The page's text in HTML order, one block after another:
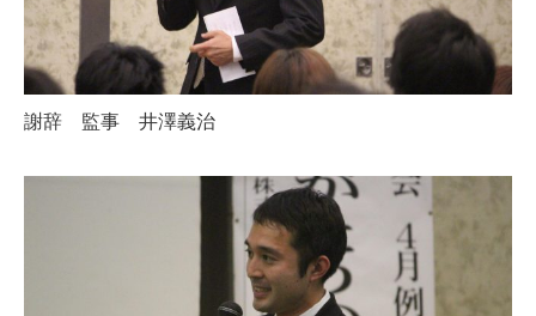
謝辞 監事 井澤義治